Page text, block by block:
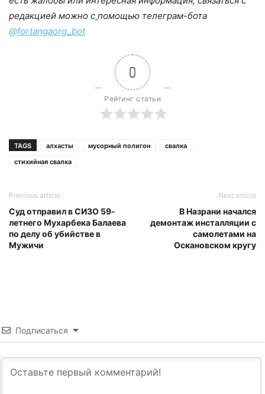
редакцией можно с помощью телеграм-бота
@fortangaorg_bot
0
Рейтинг статьи
TAGS алхасты мусорный полигон
свалка
стихийная свалка
Previous article
Суд отправил в СИЗО 59-
летнего Мухарбека Балаева
по делу об убийстве в
Мужичи
Next article
В Назрани начался
демонтаж инсталляции с
самолетами на
Оскановском кругу
Подписаться